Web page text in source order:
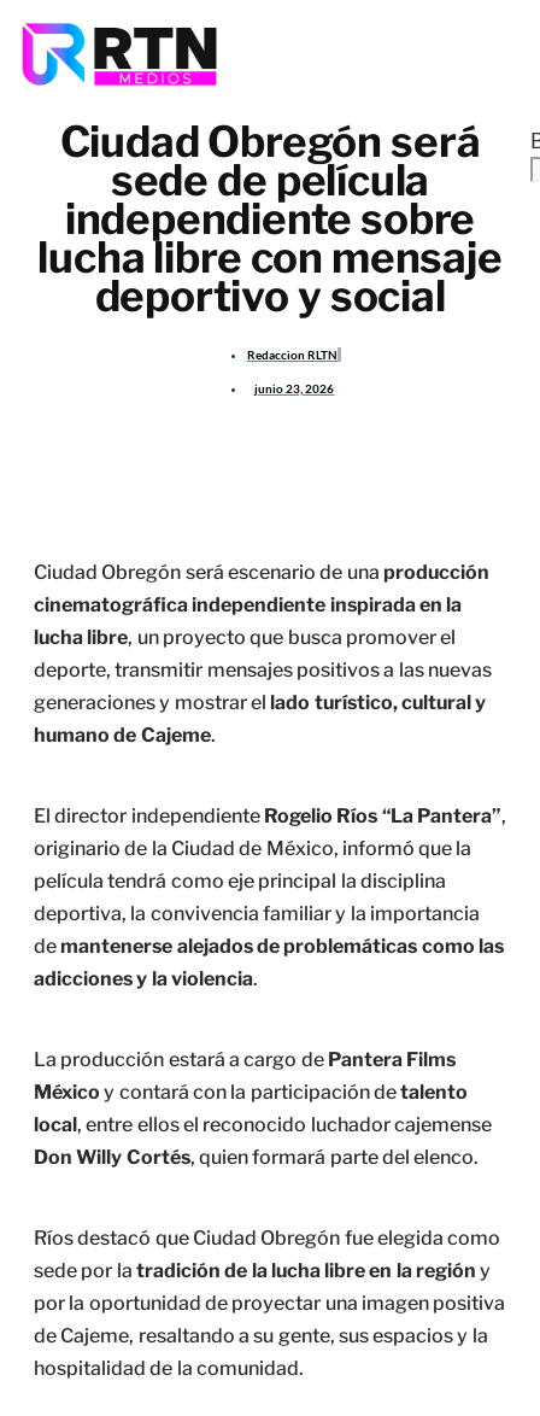
Ciudad Obregón será
sede de película
independiente sobre
lucha libre con mensaje
deportivo y social
Redaccion RLTN
junio 23, 2026
Ciudad Obregón será escenario de una producción
cinematográfica independiente inspirada en la
lucha libre, un proyecto que busca promover el
deporte, transmitir mensajes positivos a las nuevas
generaciones y mostrar ellado turístico, cultural y
humano de Cajeme.
El director independiente Rogelio Ríos “La Pantera”,
originario de la Ciudad de México, informó que la
película tendrá como eje principal la disciplina
deportiva, la convivencia familiar y la importancia
demantenerse alejados de problemáticas como las
adicciones y la violencia.
La producción estará a cargo de Pantera Films
México y contará con la participación detalento
local, entre ellos el reconocido luchador cajemense
Don Willy Cortés, quien formará parte del elenco.
Ríos destacó que Ciudad Obregón fue elegida como
sede por la tradición de la lucha libre en la región y
por la oportunidad de proyectar una imagen positiva
de Cajeme, resaltando a su gente, sus espacios y la
hospitalidad de la comunidad.